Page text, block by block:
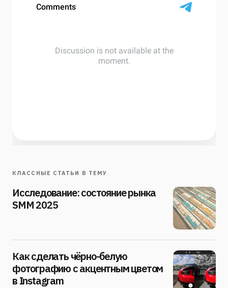
КЛАССНЫЕ СТАТЬИ В ТЕМУ
Исследование: состояние рынка
SMM 2025
Как сделать чёрно-белую
фотографию с акцентным цветом
в Instagram